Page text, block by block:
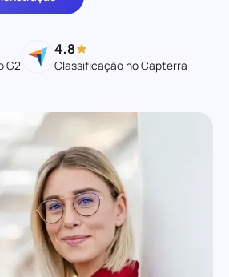
G2
4.8
Classificação no Capterra